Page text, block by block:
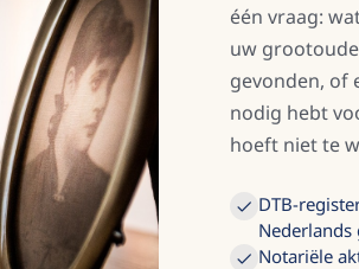
één vraag:
uw
gevonden, of
nodig hebt
hoeft niet te
DTB-
Nederlands
Notariële